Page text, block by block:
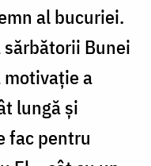
al bucuriei.
Bunei
motivație a
lungă și
fac pentru